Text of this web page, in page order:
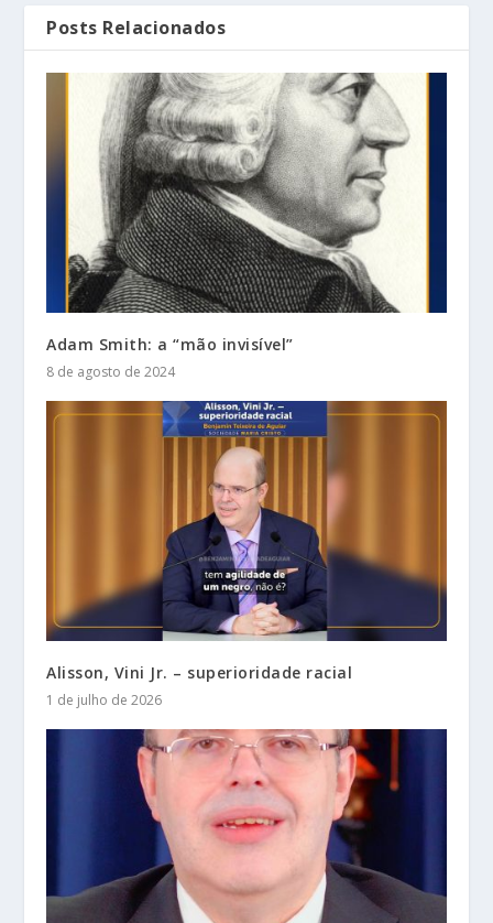
Posts Relacionados
Adam Smith: a “mão invisível”
8 de agosto de 2024
Alisson, Vini Jr. – superioridade racial
1 de julho de 2026